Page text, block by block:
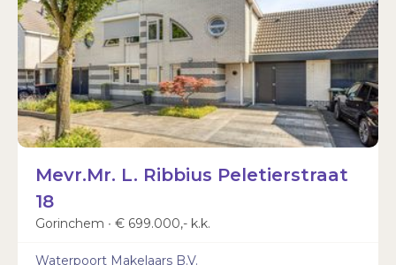
Mevr.Mr. L. Ribbius Peletierstraat
18
Gorinchem ∙ € 699.000,- k.k.
Waterpoort Makelaars B.V.